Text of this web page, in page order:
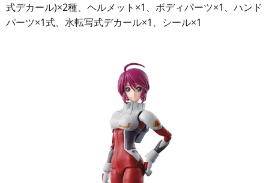
式デカール)×2種、ヘルメット×1、ボディパーツ×1、ハンド
パーツ×1式、水転写式デカール×1、シール×1